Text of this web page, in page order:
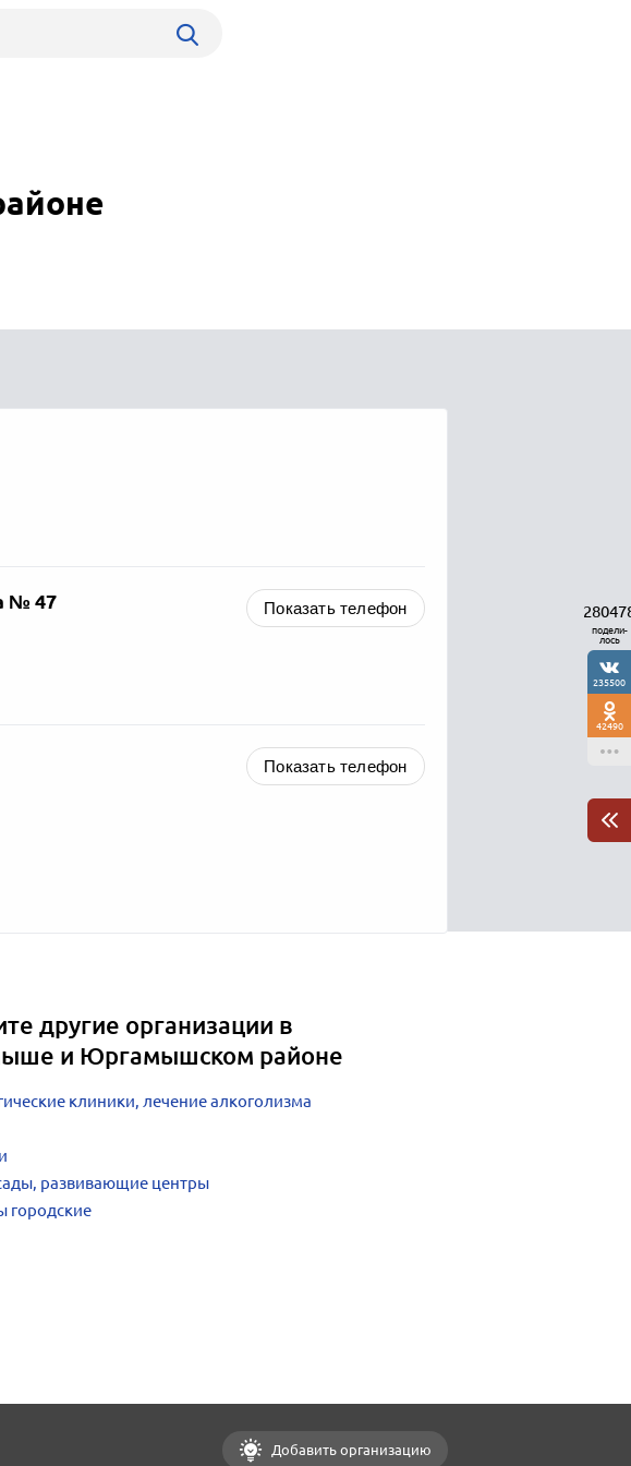
№ 47 Показать телефон
Показать телефон
другие организации в
и Юргамышском районе
клиники, лечение алкоголизма
развивающие центры
городские
подели-
лось
235500
42490
Добавить организацию